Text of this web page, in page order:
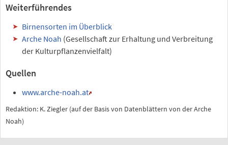
Weiterführendes
Birnensorten im Überblick
Arche Noah (Gesellschaft zur Erhaltung und Verbreitung
der Kulturpflanzenvielfalt)
Quellen
www.arche-noah.at
Redaktion: K. Ziegler (auf der Basis von Datenblättern von der Arche
Noah)